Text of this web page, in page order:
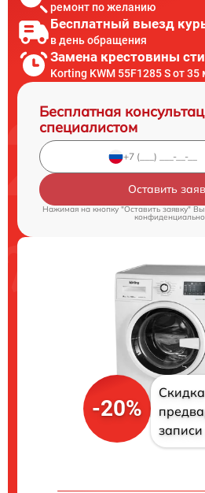
ремонт по желанию
Бесплатный выезд
в день обращения
Замена крестовины
Korting KWM 55F1285 S от 35
Бесплатная
специалистом
Оставить
Нажимая на кнопку "Оставить заявку"
-20%